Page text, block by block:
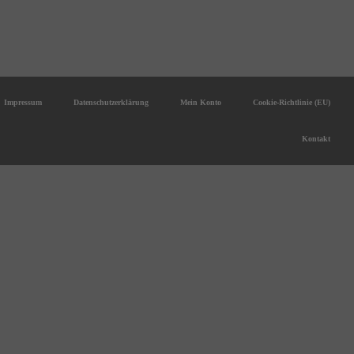
Impressum Datenschutzerklärung Mein Konto Cookie-Richtlinie (EU)
Kontakt